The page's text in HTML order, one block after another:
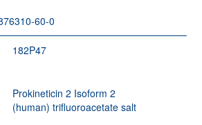
60-0
182P47
Prokineticin 2 Isoform 2
(human) trifluoroacetate salt